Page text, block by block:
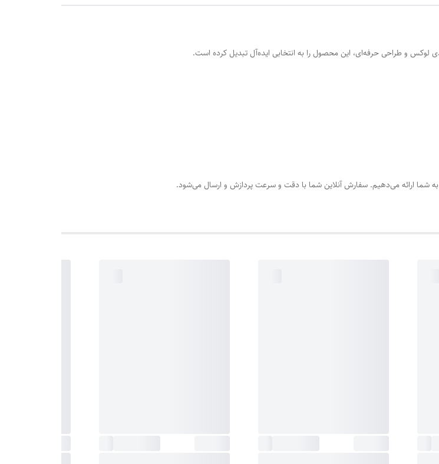
لوکس و طراحی حرفه‌ای، این محصول را به انتخابی ایده‌آل تبدیل کرده است.
به شما ارائه می‌دهیم. سفارش آنلاین شما با دقت و سرعت پردازش و ارسال می‌شود.